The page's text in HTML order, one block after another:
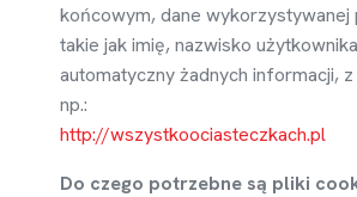
końcowym, dane wykorzystywanej
takie jak imię, nazwisko uż
automatycznyżadnych informacji,
np.:
http://wszystkoociasteczkach.pl
Do czego potrzebne są pliki